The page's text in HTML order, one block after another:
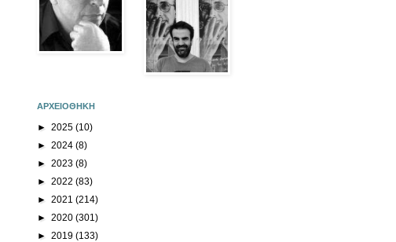
ΑΡΧΕΙΟΘΗΚΗ
► 2025 (10)
► 2024 (8)
► 2023 (8)
► 2022 (83)
► 2021 (214)
► 2020 (301)
► 2019 (133)